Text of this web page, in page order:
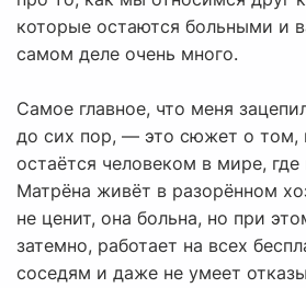
которые остаются больными и
самом деле очень много.
Самое главное, что меня
до сих пор, — это сюжет о том,
остаётся человеком в мире, где
Матрёна живёт в разорённом
не ценит, она больна, но при
затемно, работает на всех
соседям и даже не умеет